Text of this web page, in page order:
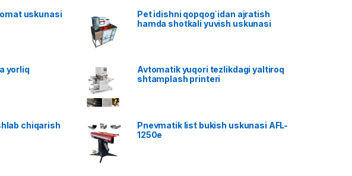
uskunasi
yorliq
chiqarish
Pet idishni qopqog`idan ajratish
hamda shotkali yuvish uskunasi
Avtomatik yuqori tezlikdagi yaltiroq
shtamplash printeri
Pnevmatik list bukish uskunasi AFL-
1250e